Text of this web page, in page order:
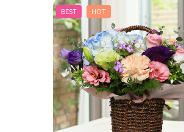
BEST HOT